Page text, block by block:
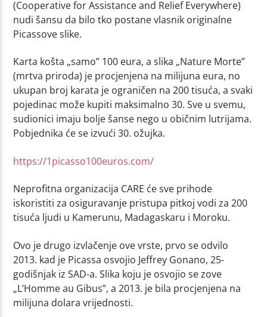
(Cooperative for Assistance and Relief Everywhere)
nudi šansu da bilo tko postane vlasnik originalne
Picassove slike.
Karta košta „samo” 100 eura, a slika „Nature Morte”
(mrtva priroda) je procjenjena na milijuna eura, no
ukupan broj karata je ograničen na 200 tisuća, a svaki
pojedinac može kupiti maksimalno 30. Sve u svemu,
sudionici imaju bolje šanse nego u običnim lutrijama.
Pobjednika će se izvući 30. ožujka.
https://1picasso100euros.com/
Neprofitna organizacija CARE će sve prihode
iskoristiti za osiguravanje pristupa pitkoj vodi za 200
tisuća ljudi u Kamerunu, Madagaskaru i Moroku.
Ovo je drugo izvlačenje ove vrste, prvo se odvilo
2013. kad je Picassa osvojio Jeffrey Gonano, 25-
godišnjak iz SAD-a. Slika koju je osvojio se zove
„L’Homme au Gibus”, a 2013. je bila procjenjena na
milijuna dolara vrijednosti.